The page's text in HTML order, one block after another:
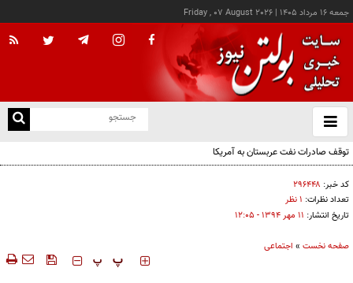
جمعه ۱۶ مرداد ۱۴۰۵ |
Friday , 07 August 2026
باز
و
توقف صادرات نفت عربستان به آمریکا
کد خبر: ۲۹۶۴۴۸
تعداد نظرات: ۱ نظر
تاریخ انتشار: ۱۱ مهر ۱۳۹۴ - ۱۲:۰۵
صفحه نخست » اجتماعی
‍‍‍ پ پ